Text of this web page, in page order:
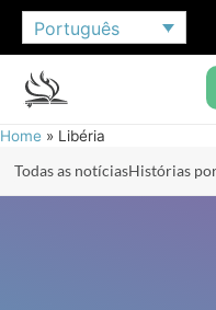
Português
Home » Libéria
Todas as notíciasHistórias